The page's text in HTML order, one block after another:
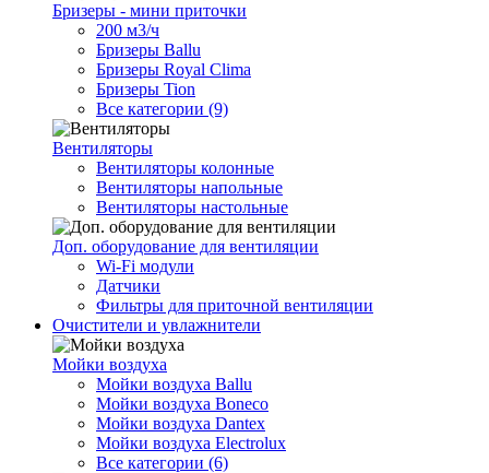
Бризеры - мини приточки
200 м3/ч
Бризеры Ballu
Бризеры Royal Clima
Бризеры Tion
Все категории (9)
Вентиляторы
Вентиляторы колонные
Вентиляторы напольные
Вентиляторы настольные
Доп. оборудование для вентиляции
Wi-Fi модули
Датчики
Фильтры для приточной вентиляции
Очистители и увлажнители
Мойки воздуха
Мойки воздуха Ballu
Мойки воздуха Boneco
Мойки воздуха Dantex
Мойки воздуха Electrolux
Все категории (6)